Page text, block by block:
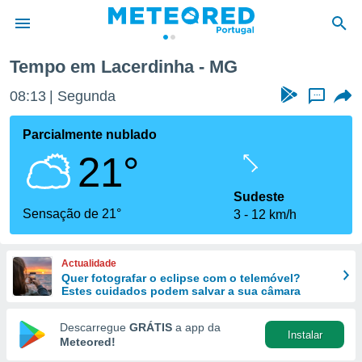
da
foi
fornecidas
a este
das
e
forma
digital
Tempo em Lacerdinha - MG
08:13 Segunda ...
Parcialmente nublado
21°
Sensação de 21°
Sudeste
3
12 km/h
Actualidade
Quer fotografar o eclipse com o telemóvel?
Estes cuidados podem salvar a sua câmara
Descarregue GRÁTIS a app da
Meteored!
Instalar